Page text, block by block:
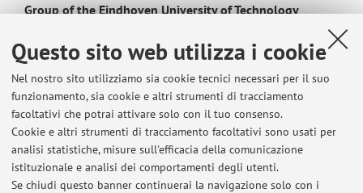
Questo sito web utilizza i cookie
Nel nostro sito utilizziamo sia cookie tecnici necessari per il suo
funzionamento, sia cookie e altri strumenti di tracciamento
facoltativi che potrai attivare solo con il tuo consenso.
Cookie e altri strumenti di tracciamento facoltativi sono usati per
analisi statistiche, misure sull'efficacia della comunicazione
istituzionale e analisi dei comportamenti degli utenti.
Se chiudi questo banner continuerai la navigazione solo con i
Group of the Eindhoven University of Technology
Circularity-aware design of an Interleaved synchronous boost
converter for industrial applications
Duration: 6 months
Place: Bologna, Group of Power Electronics and
Photovoltaics
UNIBO Supervisors: Prof. Riccardo Mandrioli and Prof.
Mattia Ricco
Tu/e Supervisors: Prof. Francesca Grazian and Prof. Lorenzo
Ceccarelli